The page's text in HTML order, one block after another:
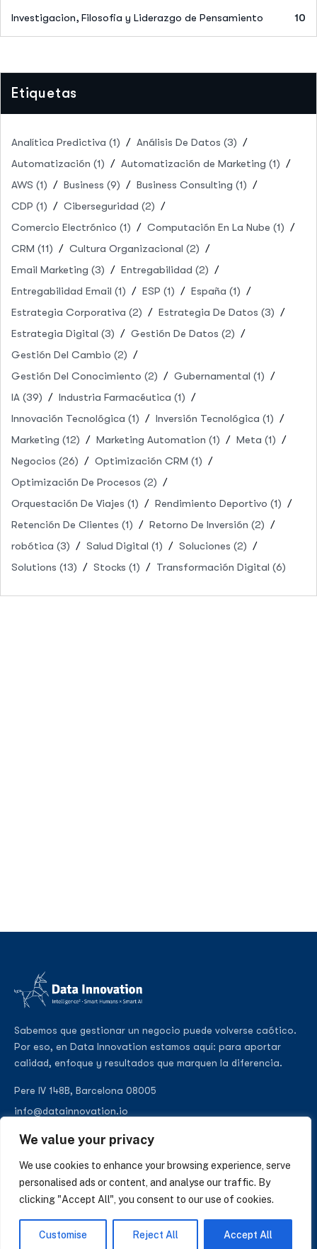
We value your privacy
We use cookies to enhance your browsing experience, serve
personalised ads or content, and analyse our traffic. By
clicking "Accept All", you consent to our use of cookies.
Customise Reject All Accept All
Investigacion, Filosofia y Liderazgo de Pensamiento 10
Etiquetas
Analítica Predictiva (1) Análisis De Datos (3)
Automatización (1) Automatización de Marketing (1)
AWS (1) Business (9) Business Consulting (1)
CDP (1) Ciberseguridad (2)
Comercio Electrónico (1) Computación En La Nube (1)
CRM (11) Cultura Organizacional (2)
Email Marketing (3) Entregabilidad (2)
Entregabilidad Email (1) ESP (1) España (1)
Estrategia Corporativa (2) Estrategia De Datos (3)
Estrategia Digital (3) Gestión De Datos (2)
Gestión Del Cambio (2)
Gestión Del Conocimiento (2) Gubernamental (1)
IA (39) Industria Farmacéutica (1)
Innovación Tecnológica (1) Inversión Tecnológica (1)
Marketing (12) Marketing Automation (1) Meta (1)
Negocios (26) Optimización CRM (1)
Optimización De Procesos (2)
Orquestación De Viajes (1) Rendimiento Deportivo (1)
Retención De Clientes (1) Retorno De Inversión (2)
robótica (3) Salud Digital (1) Soluciones (2)
Solutions (13) Stocks (1) Transformación Digital (6)
Sabemos que gestionar un negocio puede volverse caótico.
Por eso, en Data Innovation estamos aquí: para aportar
calidad, enfoque y resultados que marquen la diferencia.
Pere IV 148B, Barcelona 08005
info@datainnovation.io
SUSCRÍBASE A NUESTRAS NOTICIAS